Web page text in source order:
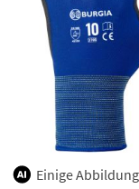
Einige